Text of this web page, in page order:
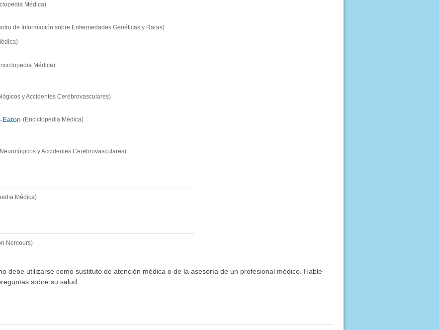
Médica)
de Información sobre Enfermedades Genéticas y Raras)
Médica)
y Accidentes Cerebrovasculares)
Eaton (Enciclopedia Médica)
y Accidentes Cerebrovasculares)
Médica)
Nemours)
debe utilizarse como sustituto de atención médica o de la asesoría de un profesional médico. Hable
sobre su salud.